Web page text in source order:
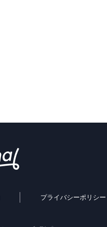
プライバシーポリシー